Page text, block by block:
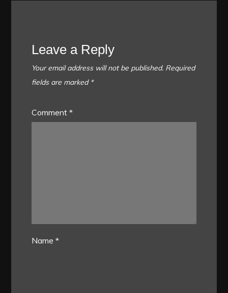
Leave a Reply
Your email address will not be published. Required
fields are marked *
Comment*
Name*